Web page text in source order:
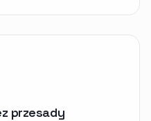
przesady